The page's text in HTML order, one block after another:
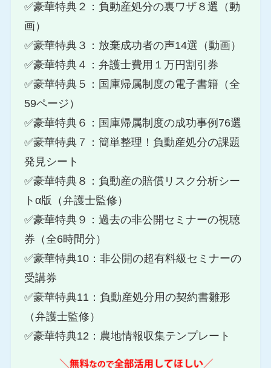
✅豪華特典２：負動産処分の裏ワザ８選（動
画）
✅豪華特典３：放棄成功者の声14選（動画）
✅豪華特典４：弁護士費用１万円割引券
✅豪華特典５：国庫帰属制度の電子書籍（全
59ページ）
✅豪華特典６：国庫帰属制度の成功事例76選
✅豪華特典７：簡単整理！負動産処分の課題
発見シート
✅豪華特典８：負動産の賠償リスク分析シー
トα版（弁護士監修）
✅豪華特典９：過去の非公開セミナーの視聴
券（全6時間分）
✅豪華特典10：非公開の超有料級セミナーの
受講券
✅豪華特典11：負動産処分用の契約書雛形
（弁護士監修）
✅豪華特典12：農地情報収集テンプレート